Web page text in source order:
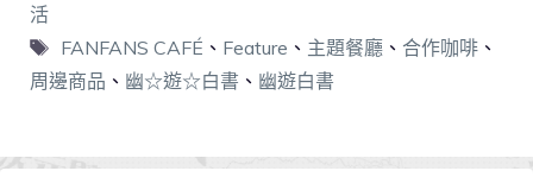
活
FANFANS CAFÉ 、 Feature 、 主題餐廳、 合作咖啡、
周邊商品 、 幽☆遊☆白書 、 幽遊白書